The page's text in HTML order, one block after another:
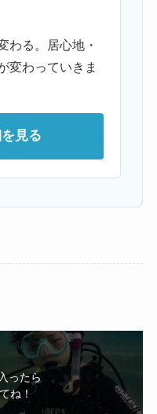
わる。居心地・
変わっていきま
見る
ったら
ね！